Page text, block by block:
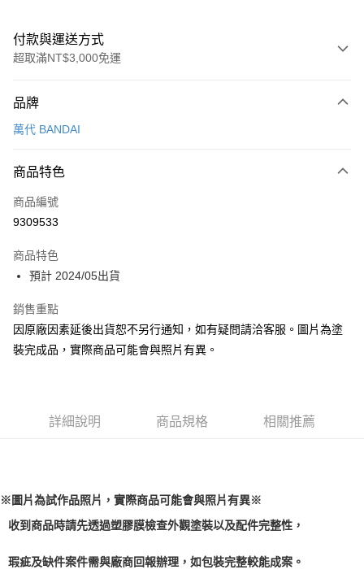
付款與運送方式
超取滿NT$3,000免運
信用卡一次付款
Apple Pay
Google Pay
大哥付你分期
相關說明
【大哥付你分期使用說明】
1.本服務由台灣大哥大提供，台灣大哥大用戶可立即使用無須另外申請。
2.付款方式選擇「大哥付你分期」，訂單成立後會自動跳轉到大哥付的交易
流程，驗證手機門號後，選擇欲分期的期數、繳款截止日，確認付款後即完
法說明評估內容。
帳／街口支付／iPASS MONEY」等通路繳費。
【注意事項】
買賣價金債權讓與本公司後，依約使用本公司帳單繳交帳款。
ATM付款
運送方式
預購-付款後全家取貨(舊)
每筆NT$90，滿NT$3,000(含以上)免運費
每筆NT$90，滿NT$3,000(含以上)免運費
品牌
萬代 BANDAI
商品特色
商品編號
9309533
商品特色
預計 2024/05出貨
銷售重點
因原廠因素延後出貨恕不另行通知，如有疑問請洽客服。圖片為塗
裝完成品，實際商品可能會與照片有異。
詳細說明 商品規格 相關推薦
※圖片為試作品照片，實際商品可能會與照片有異※
收到商品時請先透過塑膠膜檢查外觀塗裝以及配件完整性，
瑕疵及缺件案件需與廠商回報辦理，如包裝完整較能成案。